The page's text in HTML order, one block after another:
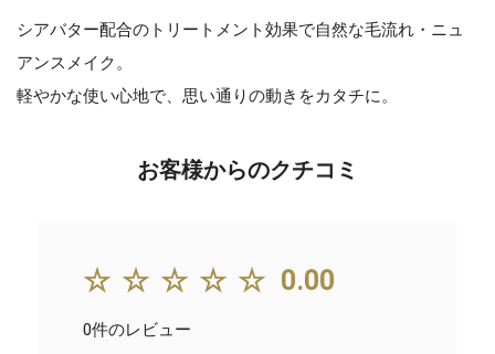
シアバター配合のトリートメント効果で自然な毛流れ・ニュ
アンスメイク。
軽やかな使い心地で、思い通りの動きをカタチに。
お客様からのクチコミ
☆☆☆☆☆ 0.00
0件のレビュー